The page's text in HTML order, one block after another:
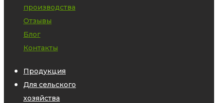
производства
Отзывы
Блог
Контакты
Продукция
Для сельского
хозяйства